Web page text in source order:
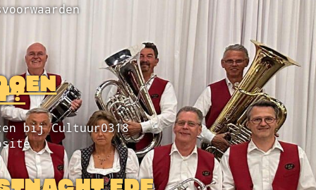
bij Cultuur0318